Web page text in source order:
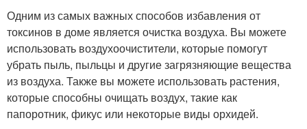
Одним из самых важных способов избавления от
токсинов в доме является очистка воздуха. Вы можете
использовать воздухоочистители, которые помогут
убрать пыль, пыльцы и другие загрязняющие вещества
из воздуха. Также вы можете использовать растения,
которые способны очищать воздух, такие как
папоротник, фикус или некоторые виды орхидей.